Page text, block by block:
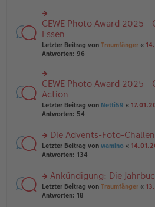
er
B
ei
tr
a
g
u
n
g
el
es
e
er
B
ei
tr
a
g
rs
te
r
u
n
el
es
e
n
er
tr
a
g
CEWE Photo Award 2025
Essen
Letzter Beitrag von Traumfänger «
Antworten: 96
rs
te
r
u
n
el
es
e
B
ei
tr
CEWE Photo Award 2025
Action
Letzter Beitrag von Netti59 «
Antworten: 54
rs
te
n
g
el
Die Advents-Foto-
Letzter Beitrag von wamino «
Antworten: 134
rs
te
Ankündigung: Die
Letzter Beitrag von Traumfänger «
Antworten: 18